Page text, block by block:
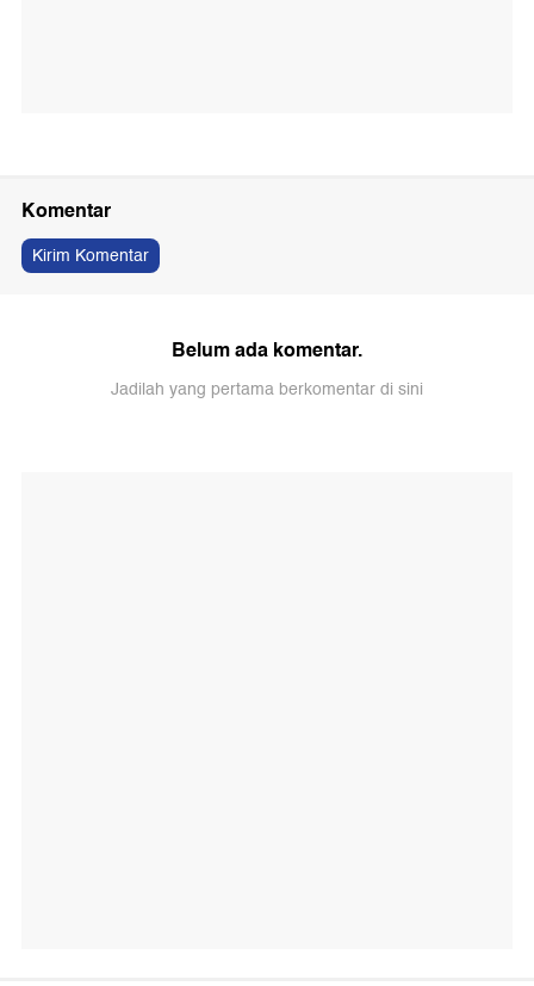
Komentar
Kirim Komentar
Belum ada komentar.
Jadilah yang pertama berkomentar di sini